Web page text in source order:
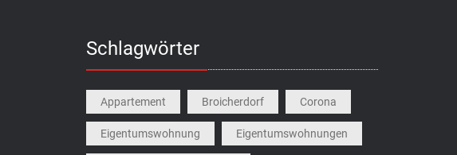
Schlagwörter
Appartement Broicherdorf Corona
Eigentumswohnung Eigentumswohnungen